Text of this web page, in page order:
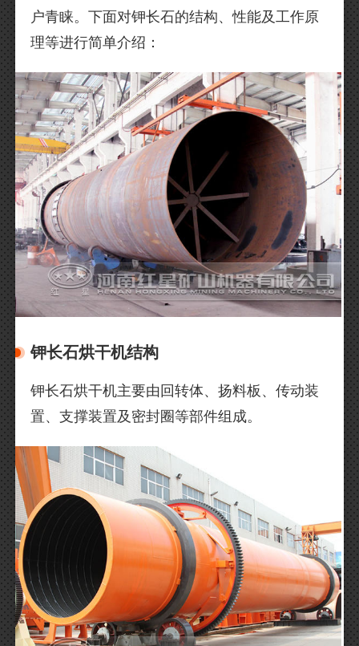
户青睐。下面对钾长石的结构、性能及工作原
理等进行简单介绍：
钾长石烘干机结构
钾长石烘干机主要由回转体、扬料板、传动装
置、支撑装置及密封圈等部件组成。